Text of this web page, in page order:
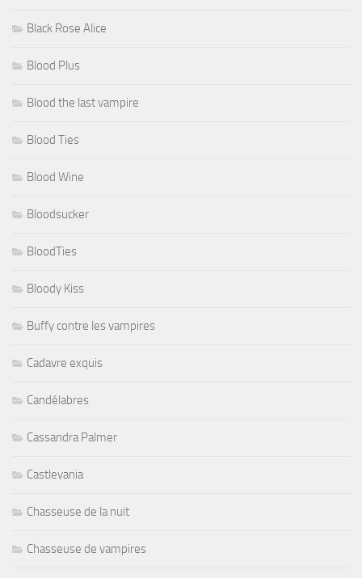
Black Rose Alice
Blood Plus
Blood the last vampire
Blood Ties
Blood Wine
Bloodsucker
BloodTies
Bloody Kiss
Buffy contre les vampires
Cadavre exquis
Candélabres
Cassandra Palmer
Castlevania
Chasseuse de la nuit
Chasseuse de vampires